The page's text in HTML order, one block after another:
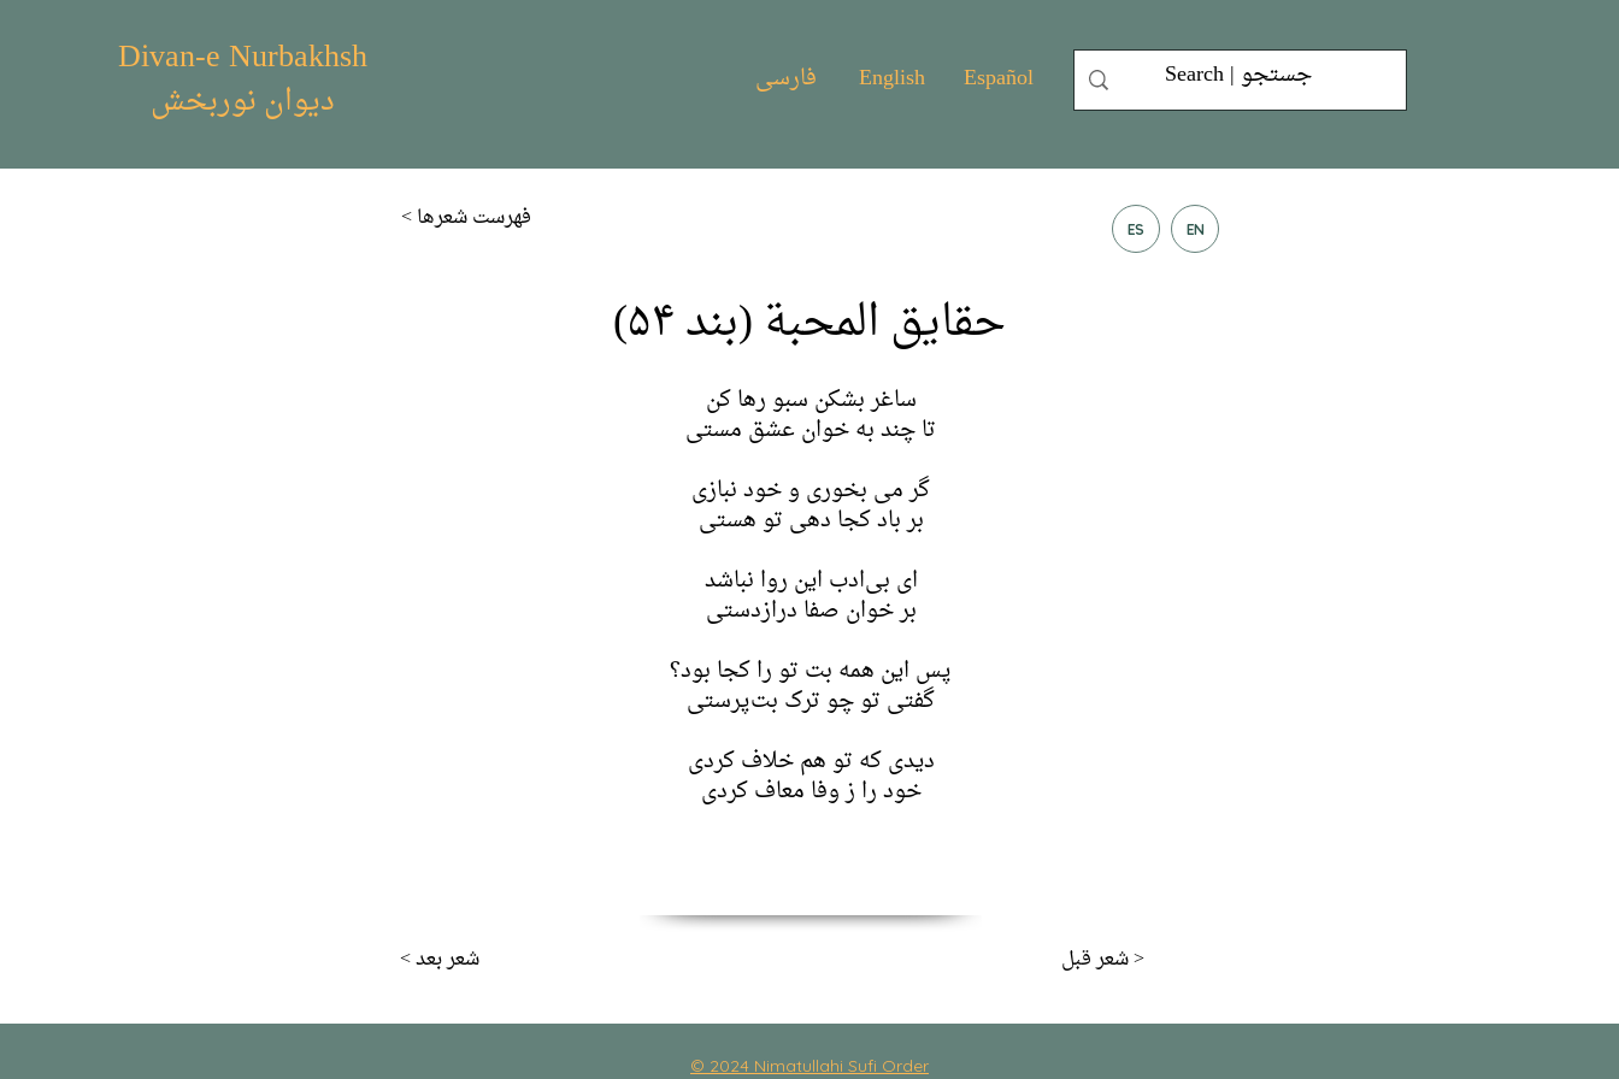
Divan-e Nurbakhsh
دیوان نوربخش فارسی English Español
< فهرست شعر‌ها ES EN
حقایق المحبة (بند ۵۴)
ساغر بشکن سبو رها کن
تا چند به خوان عشق مستی
گر می بخوری و خود نبازی
بر باد کجا دهی تو هستی
ای بی‌ادب این روا نباشد
بر خوان صفا درازدستی
پس این همه بت تو را کجا بود؟
گفتی تو چو ترک بت‌پرستی
دیدی که تو هم خلاف کردی
خود را ز وفا معاف کردی
< شعر بعد شعر قبل >
© 2024 Nimatullahi Sufi Order